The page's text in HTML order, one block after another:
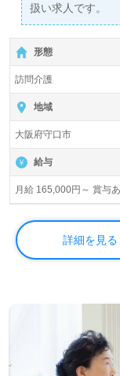
扱い求人です。
詳細に関してお
【無料】で皆さ
形態
訪問介護
地域
大阪府守口市
給与
月給 165,000円～ 賞与
詳細を見る